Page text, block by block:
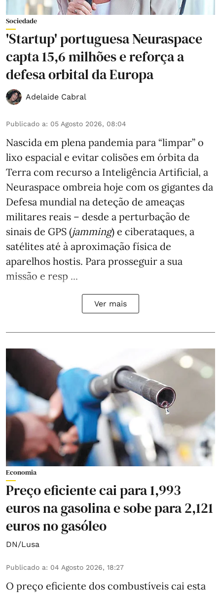
Sociedade
'Startup' portuguesa Neuraspace
capta 15,6 milhões e reforça a
defesa orbital da Europa
Adelaide Cabral
Publicado a: 05 Agosto 2026, 08:04
Nascida em plena pandemia para “limpar” o
lixo espacial e evitar colisões em órbita da
Terra com recurso a Inteligência Artificial, a
Neuraspace ombreia hoje com os gigantes da
Defesa mundial na deteção de ameaças
militares reais – desde a perturbação de
sinais de GPS (jamming) e ciberataques, a
satélites até à aproximação física de
aparelhos hostis. Para prosseguir a sua
missão e resp ...
Ver mais
Economia
Preço eficiente cai para 1,993
euros na gasolina e sobe para 2,121
euros no gasóleo
DN/Lusa
Publicado a: 04 Agosto 2026, 18:27
O preço eficiente dos combustíveis cai esta